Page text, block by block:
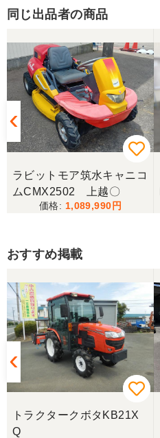
同じ出品者の商品
ラビットモア筑水キャニコ
ムCMX2502 上越〇
1,089,990
おすすめ掲載
トラクタークボタKB21X
Q